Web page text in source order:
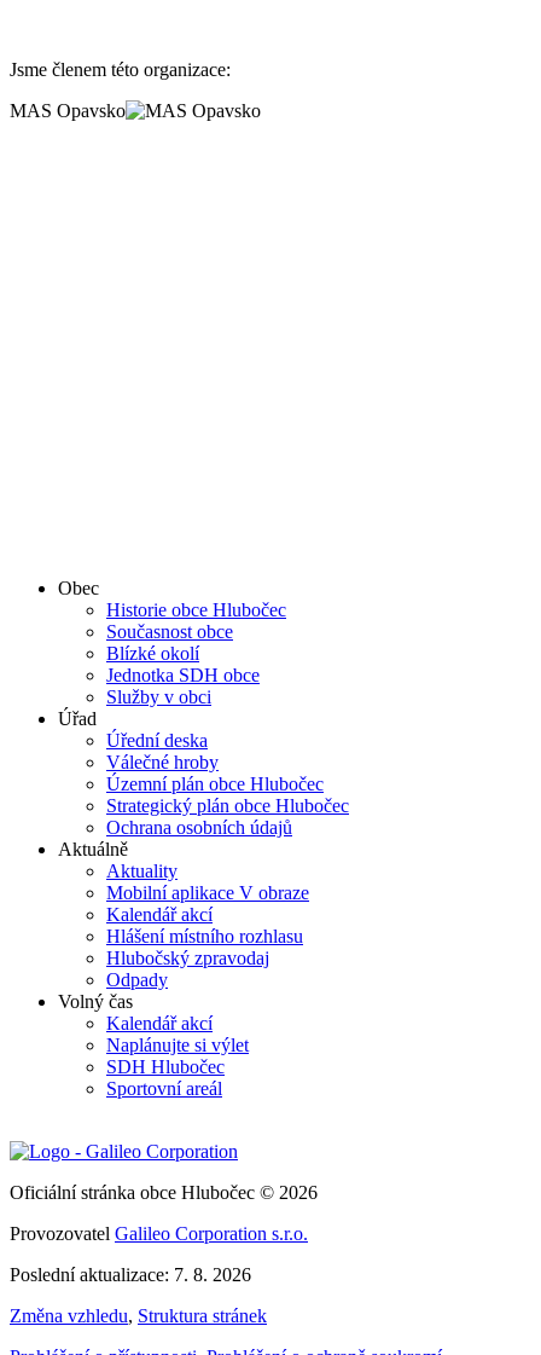
Jsme členem této organizace:
MAS Opavsko
Obec
Historie obce Hlubočec
Současnost obce
Blízké okolí
Jednotka SDH obce
Služby v obci
Úřad
Úřední deska
Válečné hroby
Územní plán obce Hlubočec
Strategický plán obce Hlubočec
Ochrana osobních údajů
Aktuálně
Aktuality
Mobilní aplikace V obraze
Kalendář akcí
Hlášení místního rozhlasu
Hlubočský zpravodaj
Odpady
Volný čas
Kalendář akcí
Naplánujte si výlet
SDH Hlubočec
Sportovní areál
Oficiální stránka obce Hlubočec © 2026
Provozovatel Galileo Corporation s.r.o.
Poslední aktualizace: 7. 8. 2026
Změna vzhledu, Struktura stránek